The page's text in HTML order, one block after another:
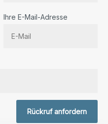
Ihre E-Mail-Adresse
Rückruf anfordern